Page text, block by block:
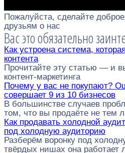
Пожалуйста, сделайте
друзьям о нас
Вас это обязательно
Как устроена система,
контента
Прочитайте эту статью — и
контент-маркетинга
Почему у вас не покупают?
совершает 9 из 10 бизнесов
В большинстве случаев
том, что вы продаёте не тем
Как продавать холодной
под холодную аудиторию
Разберём воронку под
твёрдых нишах она работает